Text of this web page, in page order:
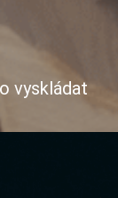
vyskládat